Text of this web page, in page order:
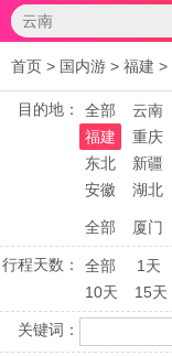
首页 > 国内游 > 福建 >
目的地： 全部 云南
福建
重庆
东北
新疆
安徽
湖北
全部 厦门
行程天数： 全部 1天
10天
15天
关键词：